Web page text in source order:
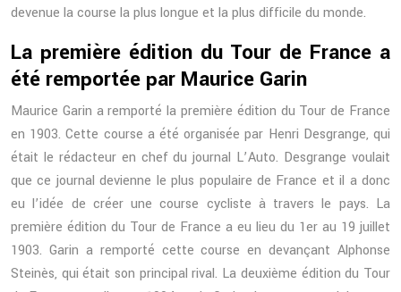
devenue la course la plus longue et la plus difficile du monde.
La première édition du Tour de France a
été remportée par Maurice Garin
Maurice Garin a remporté la première édition du Tour de France
en 1903. Cette course a été organisée par Henri Desgrange, qui
était le rédacteur en chef du journal L’Auto. Desgrange voulait
que ce journal devienne le plus populaire de France et il a donc
eu l’idée de créer une course cycliste à travers le pays. La
première édition du Tour de France a eu lieu du 1er au 19 juillet
1903. Garin a remporté cette course en devançant Alphonse
Steinès, qui était son principal rival. La deuxième édition du Tour